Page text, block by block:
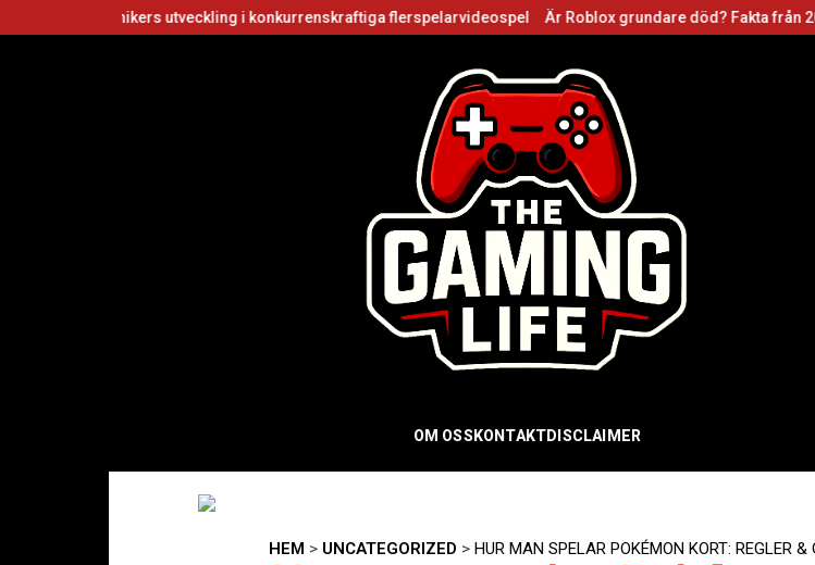
utveckling i konkurrenskraftiga flerspelarvideospel Är Roblox grundare död? Fakta från 2025
OM OSS KONTAKTDISCLAIMER
HEM > UNCATEGORIZED > HUR MAN SPELAR POKÉMON KORT: REGLER